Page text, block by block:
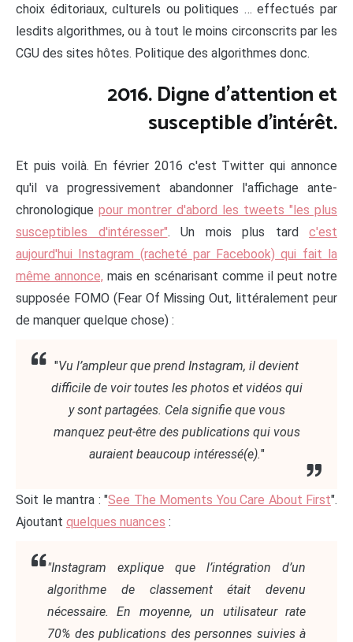
choix éditoriaux, culturels ou politiques … effectués par
lesdits algorithmes, ou à tout le moins circonscrits par les
CGU des sites hôtes. Politique des algorithmes donc.
2016. Digne d'attention et
susceptible d'intérêt.
Et puis voilà. En février 2016 c'est Twitter qui annonce
qu'il va progressivement abandonner l'affichage ante-
chronologique pour montrer d'abord les tweets "les plus
susceptibles d'intéresser". Un mois plus tard c'est
aujourd'hui Instagram (racheté par Facebook) qui fait la
même annonce, mais en scénarisant comme il peut notre
supposée FOMO (Fear Of Missing Out, littéralement peur
de manquer quelque chose) :
"Vu l’ampleur que prend Instagram, il devient
difficile de voir toutes les photos et vidéos qui
y sont partagées. Cela signifie que vous
manquez peut-être des publications qui vous
auraient beaucoup intéressé(e)."
Soit le mantra : "See The Moments You Care About First".
Ajoutant quelques nuances :
"Instagram explique que l’intégration d’un
algorithme de classement était devenu
nécessaire. En moyenne, un utilisateur rate
70% des publications des personnes suivies à